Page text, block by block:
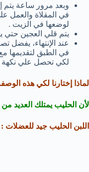
وبعد مرور ساعة يتم
في المقلاة والعمل
لوضعها في الزيت .
يتم قلي العجين حتي
عند الإنتهاء، يفضل
في الطبق لتقديمها
لكي تحصل علي
لماذا إختارنا لكي هذه
لأن الحليب يمتلك العديد من
اللبن الحليب جيد للعضلات :